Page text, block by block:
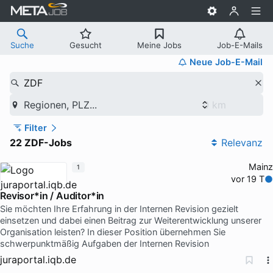
Suche Gesucht Meine Jobs Job-E-Mails
Neue Job-E-Mail
ZDF
Regionen, PLZ...
Filter
22 ZDF-Jobs Relevanz
Mainz
vor 19 T
Revisor*in / Auditor*in
Sie möchten Ihre Erfahrung in der Internen Revision gezielt
einsetzen und dabei einen Beitrag zur Weiterentwicklung unserer
Organisation leisten? In dieser Position übernehmen Sie
schwerpunktmäßig Aufgaben der Internen Revision
juraportal.iqb.de
1